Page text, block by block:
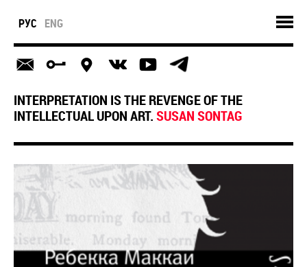
РУС ENG
INTERPRETATION IS THE REVENGE OF THE
INTELLECTUAL UPON ART.SUSAN SONTAG